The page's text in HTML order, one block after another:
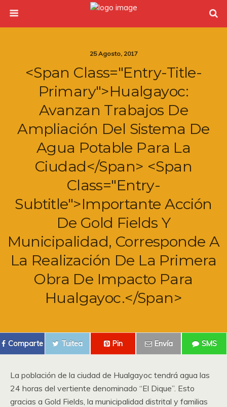
25 Agosto, 2017
<span Class="entry-Title-
Primary">Hualgayoc:
Avanzan Trabajos De
Ampliación Del Sistema De
Agua Potable Para La
Ciudad</span> <span
Class="entry-
Subtitle">Importante Acción
De Gold Fields Y
Municipalidad, Corresponde A
La Realización De La Primera
Obra De Impacto Para
Hualgayoc.</span>
Comparte Tuitea Pin Envía SMS
La población de la ciudad de Hualgayoc tendrá agua las
24 horas del vertiente denominado “El Dique”. Esto
gracias a Gold Fields, la municipalidad distrital y familias